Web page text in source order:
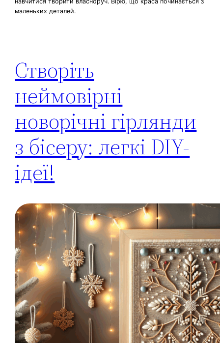
маленьких деталей.
Створіть
неймовірні
новорічні гірлянди
з бісеру: легкі DIY-
ідеї!